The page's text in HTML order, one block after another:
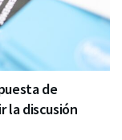
de
la discusión